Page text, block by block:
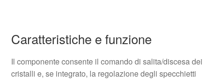
Caratteristiche e funzione
Il componente consente il comando di salita/discesa dei
cristalli e, se integrato, la regolazione degli specchietti